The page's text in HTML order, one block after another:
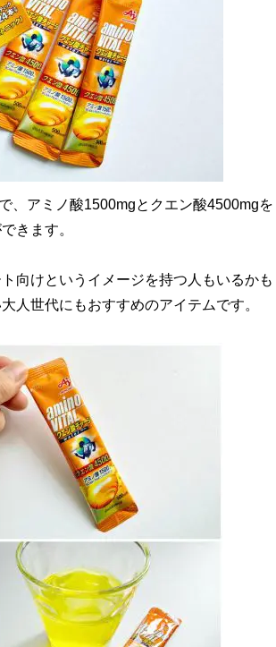
、アミノ酸1500mgとクエン酸4500mgを
きます。
向けというイメージを持つ人もいるかも
人世代にもおすすめのアイテムです。